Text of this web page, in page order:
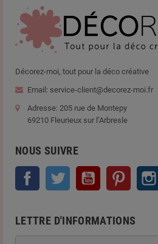
Décorez-moi, tout pour la déco créative
Email: service-client@decorez-moi.fr
Adresse: 205 rue de Montepy
69210 Fleurieux sur l’Arbresle
NOUS SUIVRE
Facebook Twitter YouTube Pinterest
LETTRE D'INFORMATIONS